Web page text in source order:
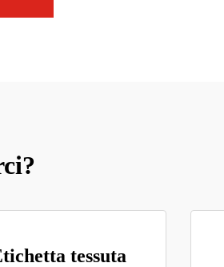
tessuta